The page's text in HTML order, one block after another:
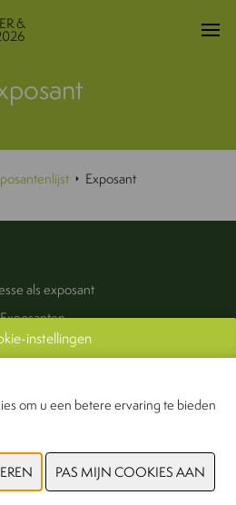
&
Exposant
als exposant
Exposanten
informatie
Contact
30 september 2026
1 oktober 2026
instellingen
om u een betere ervaring te bieden